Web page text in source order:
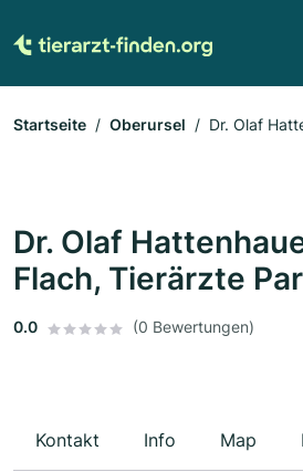
Startseite Oberursel
Dr. Olaf
Dr. Olaf
Flach, Tierärzte
0.0 (0 Bewertungen)
Kontakt Info Map